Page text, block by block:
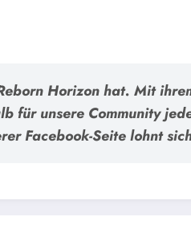
Horizon hat. Mit
für unsere Community
Facebook-Seite lohnt